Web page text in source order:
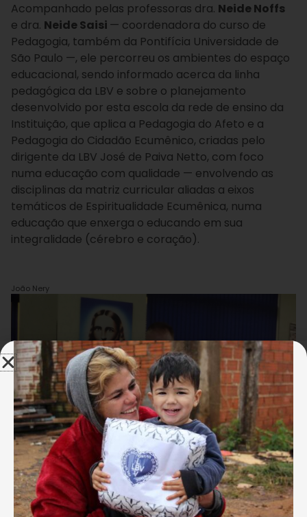
Acompanhado pelas professoras dra. Neide Noffs
e dra. Neide Saisi — coordenadora do curso de
Pedagogia, também da Pontifícia Universidade de
São Paulo —, ele percorreu os ambientes do espaço
educacional, sendo informado acerca da linha
pedagógica da LBV e sobre o planejamento
desenvolvido por esta escola da rede de ensino da
Instituição, que aplica a Pedagogia do Afeto e a
Pedagogia do Cidadão Ecumênico, criadas pelo
dirigente da LBV José de Paiva Netto, com foco
numa educação com qualidade — envolvendo as
disciplinas da matriz curricular aliadas a eixos
temáticos de Espiritualidade Ecumênica, numa
educação que enxerga o educando em sua
integralidade (cérebro e coração).
João Nery
São Paulo, SP – O educador conheceu a Biblioteca Bruno
Simões de Paiva, que estava decorada para o dia 20 de